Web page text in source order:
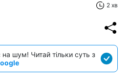
2 хв
шум! Читай тільки суть з